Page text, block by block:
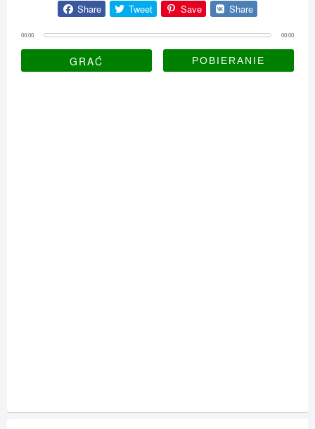
Share Tweet Save Share
00:00 00:00
GRAĆ